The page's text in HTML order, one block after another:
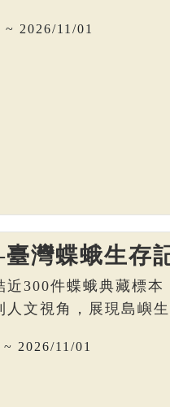
2026/11/01
灣蝶蛾生存
近300件蝶蛾典藏標
文視角，展現島嶼
2026/11/01